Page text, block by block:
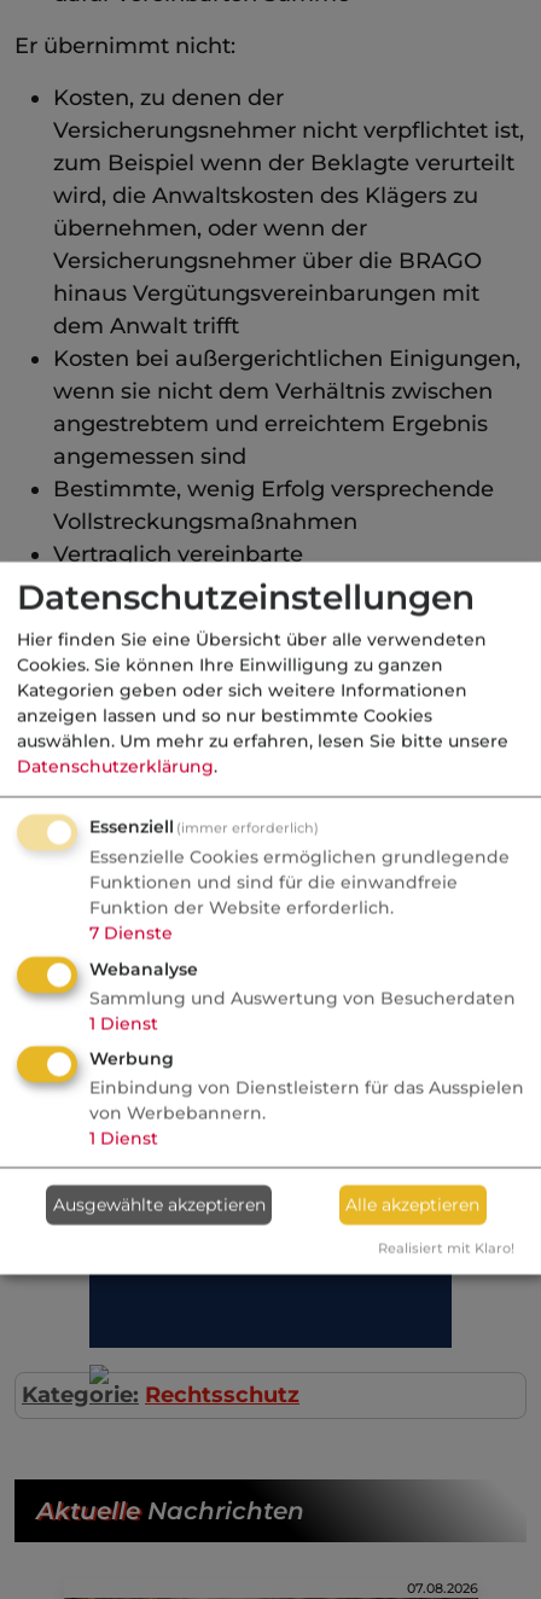
Er übernimmt nicht:
Kosten, zu denen der
Versicherungsnehmer nicht verpflichtet ist,
zum Beispiel wenn der Beklagte verurteilt
wird, die Anwaltskosten des Klägers zu
übernehmen, oder wenn der
Versicherungsnehmer über die BRAGO
hinaus Vergütungsvereinbarungen mit
dem Anwalt trifft
Kosten bei außergerichtlichen Einigungen,
wenn sie nicht dem Verhältnis zwischen
angestrebtem und erreichtem Ergebnis
angemessen sind
Bestimmte, wenig Erfolg versprechende
Vollstreckungsmaßnahmen
Vertraglich vereinbarte
Selbstbeteiligungen
Kategorie: Rechtsschutz
AktuelleNachrichten
07.08.2026
Datenschutzeinstellungen
Hier finden Sie eine Übersicht über alle verwendeten
Cookies. Sie können Ihre Einwilligung zu ganzen
Kategorien geben oder sich weitere Informationen
anzeigen lassen und so nur bestimmte Cookies
auswählen. Um mehr zu erfahren, lesen Sie bitte unsere
Datenschutzerklärung.
Essenziell (immer erforderlich)
Essenzielle Cookies ermöglichen grundlegende
Funktionen und sind für die einwandfreie
Funktion der Website erforderlich.
7 Dienste
Webanalyse
Sammlung und Auswertung von Besucherdaten
1 Dienst
Werbung
Einbindung von Dienstleistern für das Ausspielen
von Werbebannern.
1 Dienst
Ausgewählte akzeptieren Alle akzeptieren
Realisiert mit Klaro!